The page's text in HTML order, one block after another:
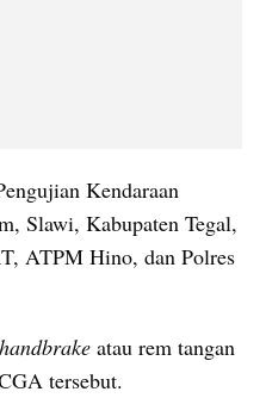
Kendaraan
Slawi, Kabupaten Tegal,
ATPM Hino, dan Polres
handbrake atau rem tangan
tersebut.